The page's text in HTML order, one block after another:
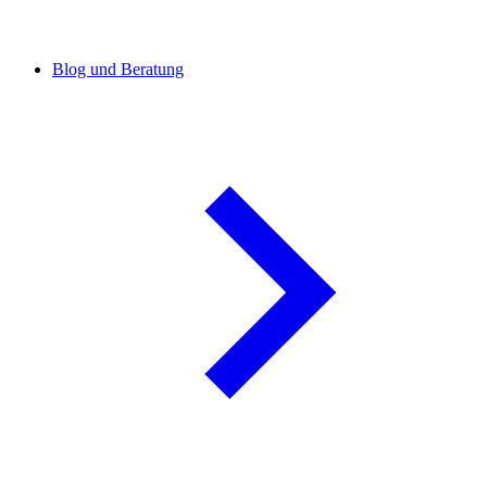
Blog und Beratung